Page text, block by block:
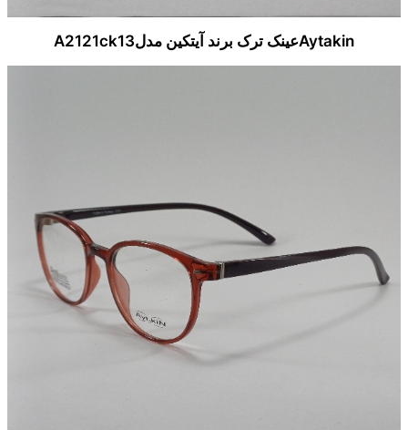
Aytakinعینک ترک برند آیتکین مدلA2121ck13